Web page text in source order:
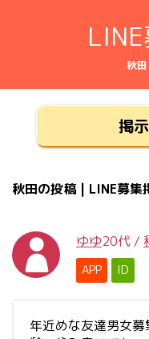
秋
掲
秋田の投稿 | LINE募
ゆゆ20代 /
APP ID
年近めな友達男女